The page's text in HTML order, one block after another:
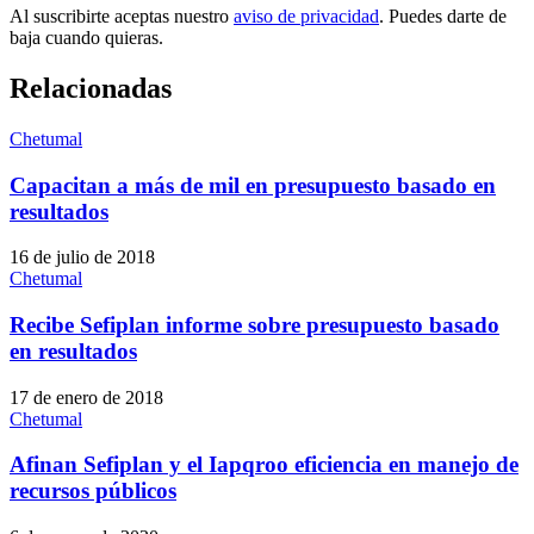
Al suscribirte aceptas nuestro aviso de privacidad. Puedes darte de
baja cuando quieras.
Relacionadas
Chetumal
Capacitan a más de mil en presupuesto basado en
resultados
16 de julio de 2018
Chetumal
Recibe Sefiplan informe sobre presupuesto basado
en resultados
17 de enero de 2018
Chetumal
Afinan Sefiplan y el Iapqroo eficiencia en manejo de
recursos públicos